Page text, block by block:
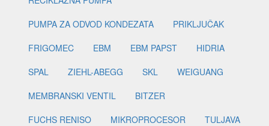
PUMPA ZA ODVOD KONDEZATA
PRIKLJUČAK
FRIGOMEC
EBM EBM PAPST
HIDRIA
SPAL
ZIEHL-ABEGG SKL
WEIGUANG
MEMBRANSKI VENTIL
BITZER
FUCHS RENISO
MIKROPROCESOR
TULJAVA